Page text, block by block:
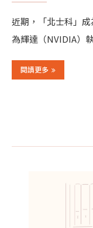
近期，「北士科」
為輝達（NVIDIA）
閱讀更多